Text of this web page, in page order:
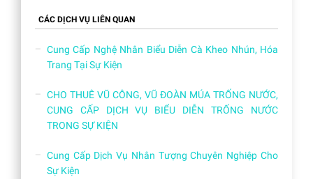
CÁC DỊCH VỤ LIÊN QUAN
Cung Cấp Nghệ Nhân Biểu Diễn Cà Kheo Nhún, Hóa
Trang Tại Sự Kiện
CHO THUÊ VŨ CÔNG, VŨ ĐOÀN MÚA TRỐNG NƯỚC,
CUNG CẤP DỊCH VỤ BIỂU DIỄN TRỐNG NƯỚC
TRONG SỰ KIỆN
Cung Cấp Dịch Vụ Nhân Tượng Chuyên Nghiệp Cho
Sự Kiện